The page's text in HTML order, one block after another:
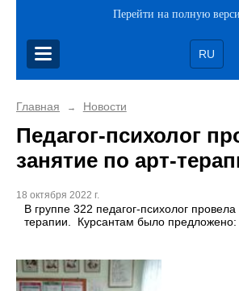
Перейти на полную
RU
Главная → Новости
Педагог-психолог
занятие по арт-
18 октября 2022 г.
В группе 322 педагог-психолог
терапии. Курсантам было предложено: